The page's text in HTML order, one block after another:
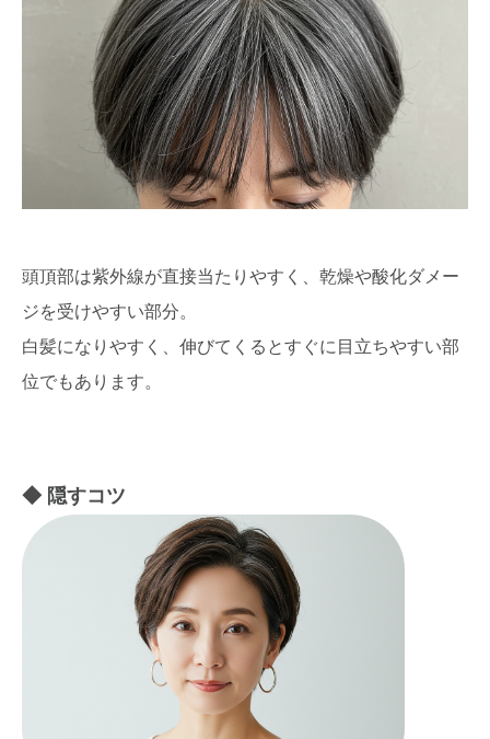
頭頂部は紫外線が直接当たりやすく、乾燥や酸化ダメー
ジを受けやすい部分。
白髪になりやすく、伸びてくるとすぐに目立ちやすい部
位でもあります。
隠すコツ